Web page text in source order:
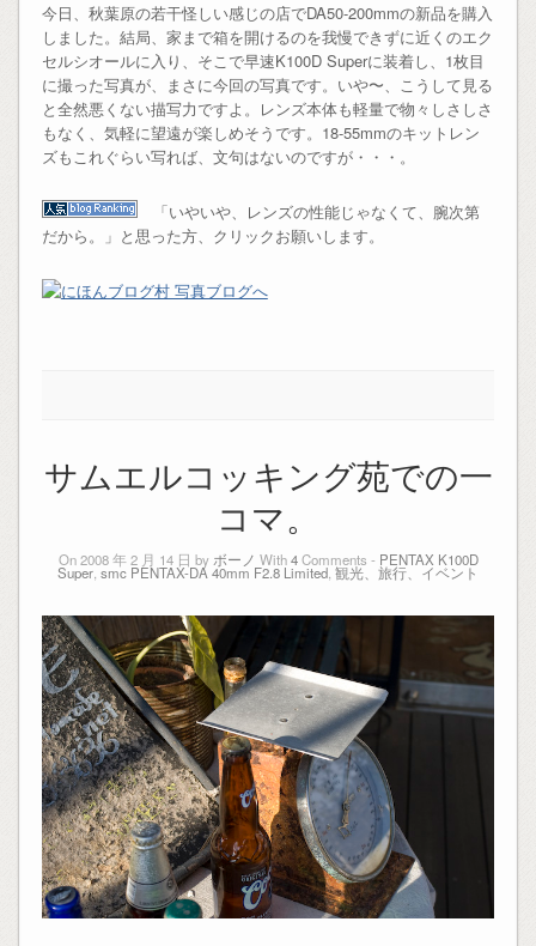
今日、秋葉原の若干怪しい感じの店でDA50-200mmの新品を購入
しました。結局、家まで箱を開けるのを我慢できずに近くのエク
セルシオールに入り、そこで早速K100D Superに装着し、1枚目
に撮った写真が、まさに今回の写真です。いや〜、こうして見る
と全然悪くない描写力ですよ。レンズ本体も軽量で物々しさしさ
もなく、気軽に望遠が楽しめそうです。18-55mmのキットレン
ズもこれぐらい写れば、文句はないのですが・・・。
「いやいや、レンズの性能じゃなくて、腕次第
だから。」と思った方、クリックお願いします。
サムエルコッキング苑での一
コマ。
On 2008 年 2 月 14 日 byボーノ With4Comments - PENTAX K100D
Super, smc PENTAX-DA 40mm F2.8 Limited, 観光、旅行、イベント